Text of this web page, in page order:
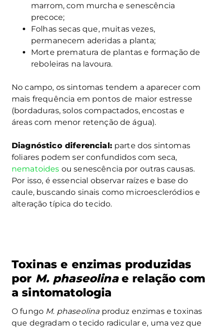
marrom, com murcha e senescência
precoce;
Folhas secas que, muitas vezes,
permanecem aderidas a planta;
Morte prematura de plantas e formação de
reboleiras na lavoura.
No campo, os sintomas tendem a aparecer com
mais frequência em pontos de maior estresse
(bordaduras, solos compactados, encostas e
áreas com menor retenção de água).
Diagnóstico diferencial: parte dos sintomas
foliares podem ser confundidos com seca,
nematoides ou senescência por outras causas.
Por isso, é essencial observar raízes e base do
caule, buscando sinais como microescleródios e
alteração típica do tecido.
Toxinas e enzimas produzidas
por M. phaseolinae relação com
a sintomatologia
O fungo M. phaseolinaproduz enzimas e toxinas
que degradam o tecido radicular e, uma vez que